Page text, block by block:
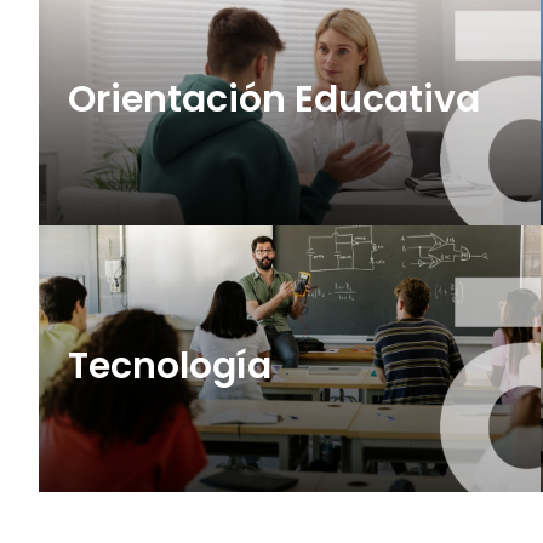
+ info
Orientación Educativa
15 plazas (OEP 2026)
+ info
Tecnología